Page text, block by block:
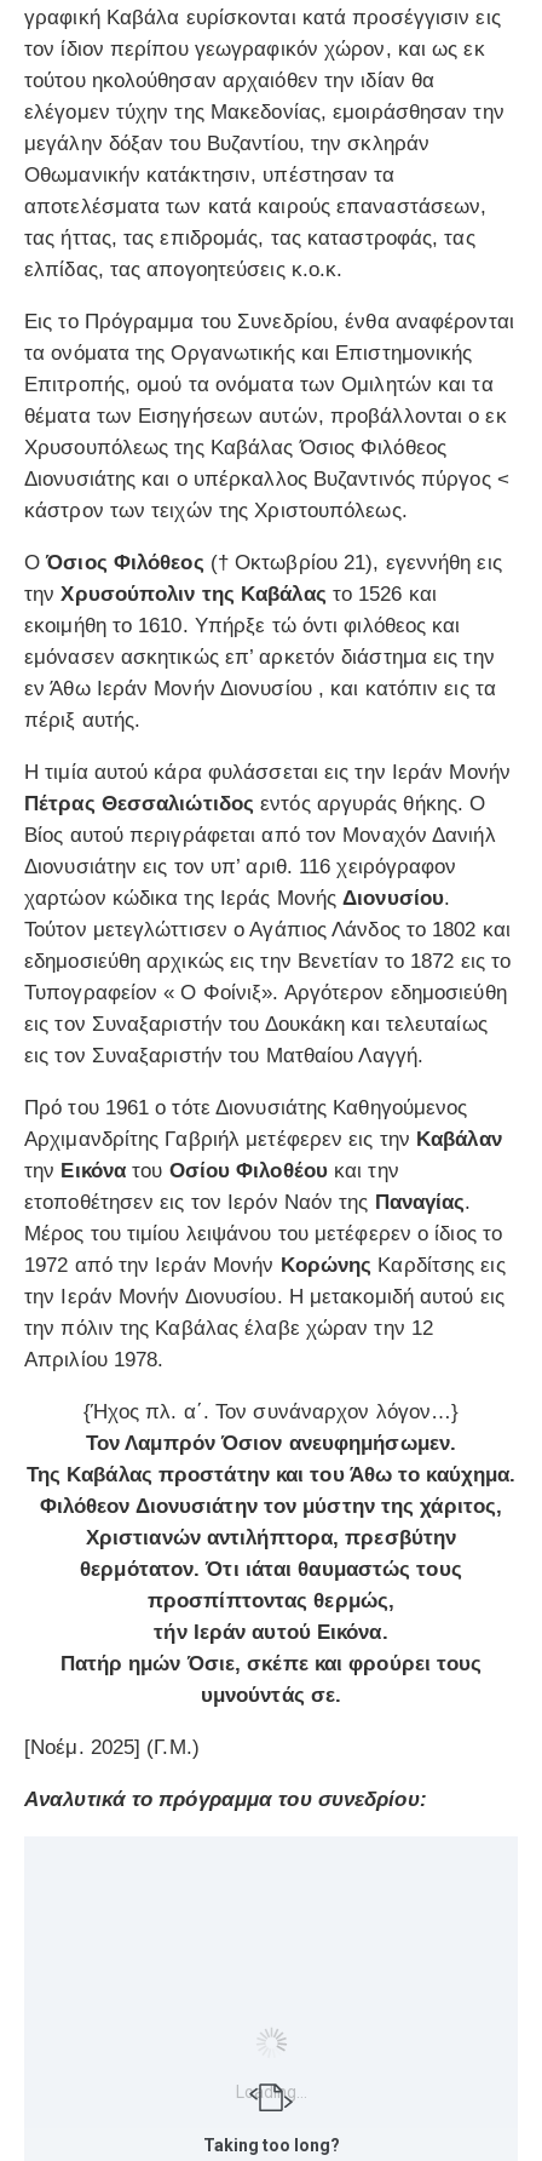
γραφική Καβάλα ευρίσκονται κατά προσέγγισιν εις
τον ίδιον περίπου γεωγραφικόν χώρον, και ως εκ
τούτου ηκολούθησαν αρχαιόθεν την ιδίαν θα
ελέγομεν τύχην της Μακεδονίας, εμοιράσθησαν την
μεγάλην δόξαν του Βυζαντίου, την σκληράν
Οθωμανικήν κατάκτησιν, υπέστησαν τα
αποτελέσματα των κατά καιρούς επαναστάσεων,
τας ήττας, τας επιδρομάς, τας καταστροφάς, τας
ελπίδας, τας απογοητεύσεις κ.ο.κ.
Εις το Πρόγραμμα του Συνεδρίου, ένθα αναφέρονται
τα ονόματα της Οργανωτικής και Επιστημονικής
Επιτροπής, ομού τα ονόματα των Ομιλητών και τα
θέματα των Εισηγήσεων αυτών, προβάλλονται ο εκ
Χρυσουπόλεως της Καβάλας Όσιος Φιλόθεος
Διονυσιάτης και ο υπέρκαλλος Βυζαντινός πύργος <
κάστρον των τειχών της Χριστουπόλεως.
ΟΌσιος Φιλόθεος († Οκτωβρίου 21), εγεννήθη εις
την Χρυσούπολιν της Καβάλας το 1526 και
εκοιμήθη το 1610. Υπήρξε τώ όντι φιλόθεος και
εμόνασεν ασκητικώς επ’ αρκετόν διάστημα εις την
εν Άθω Ιεράν Μονήν Διονυσίου , και κατόπιν εις τα
πέριξ αυτής.
Η τιμία αυτού κάρα φυλάσσεται εις την Ιεράν Μονήν
Πέτρας Θεσσαλιώτιδος εντός αργυράς θήκης. Ο
Βίος αυτού περιγράφεται από τον Μοναχόν Δανιήλ
Διονυσιάτην εις τον υπ’ αριθ. 116 χειρόγραφον
χαρτώον κώδικα της Ιεράς ΜονήςΔιονυσίου.
Τούτον μετεγλώττισεν ο Αγάπιος Λάνδος το 1802 και
εδημοσιεύθη αρχικώς εις την Βενετίαν το 1872 εις το
Τυπογραφείον « Ο Φοίνιξ». Αργότερον εδημοσιεύθη
εις τον Συναξαριστήν του Δουκάκη και τελευταίως
εις τον Συναξαριστήν του Ματθαίου Λαγγή.
Πρό του 1961 ο τότε Διονυσιάτης Καθηγούμενος
Αρχιμανδρίτης Γαβριήλ μετέφερεν εις την Καβάλαν
την Εικόνα του Οσίου Φιλοθέου και την
ετοποθέτησεν εις τον Ιερόν Ναόν της Παναγίας.
Μέρος του τιμίου λειψάνου του μετέφερεν ο ίδιος το
1972 από την Ιεράν Μονήν Κορώνης Καρδίτσης εις
την Ιεράν Μονήν Διονυσίου. Η μετακομιδή αυτού εις
την πόλιν της Καβάλας έλαβε χώραν την 12
Απριλίου 1978.
{Ήχος πλ. α΄. Τον συνάναρχον λόγον…}
Τον Λαμπρόν Όσιον ανευφημήσωμεν.
Της Καβάλας προστάτην και του Άθω το καύχημα.
Φιλόθεον Διονυσιάτην τον μύστην της χάριτος,
Χριστιανών αντιλήπτορα, πρεσβύτην
θερμότατον. Ότι ιάται θαυμαστώς τους
προσπίπτοντας θερμώς,
τήν Ιεράν αυτού Εικόνα.
Πατήρ ημών Όσιε, σκέπε και φρούρει τους
υμνούντάς σε.
[Νοέμ. 2025] (Γ.Μ.)
Αναλυτικά το πρόγραμμα του συνεδρίου:
Loading...
Taking too long?